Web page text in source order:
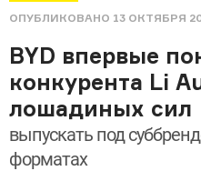
ОПУБЛИКОВАНО 13 ОКТЯБРЯ
BYD впервые
конкурента Li
лошадиных сил
выпускать под
форматах